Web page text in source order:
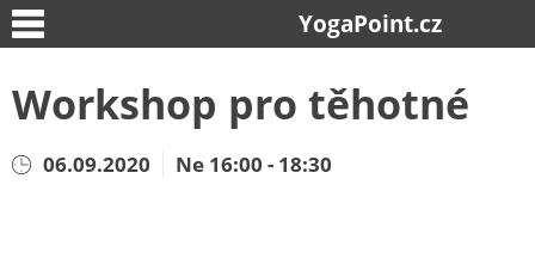
YogaPoint.cz
Workshop pro těhotné
06.09.2020 Ne 16:00 - 18:30